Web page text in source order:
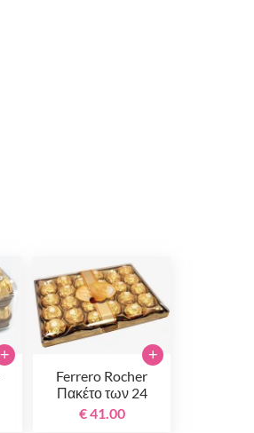
+
Ferrero Rocher
Πακέτο των 24
€ 41.00
+